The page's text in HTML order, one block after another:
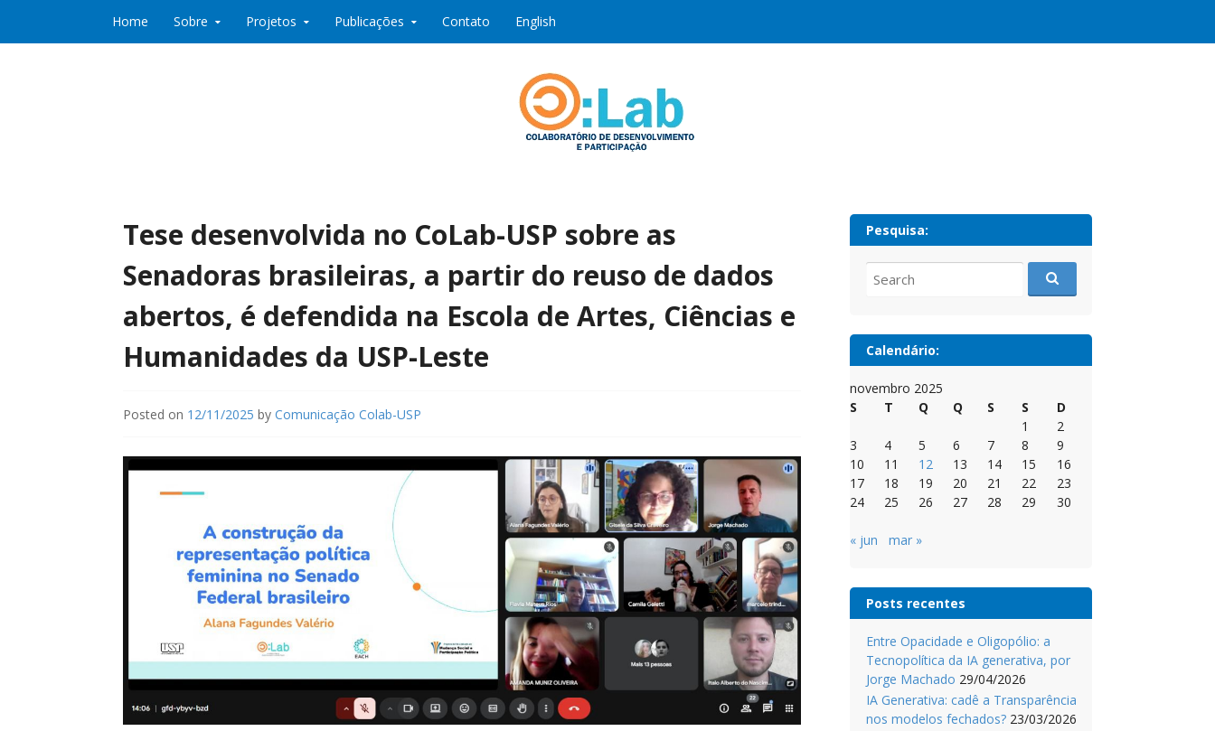
Home Sobre Projetos Publicações Contato English
Tese desenvolvida no CoLab-USP sobre as
Senadoras brasileiras, a partir do reuso de dados
abertos, é defendida na Escola de Artes, Ciências e
Humanidades da USP-Leste
Posted on 12/11/2025 by Comunicação Colab-USP
Pesquisa:
for:
Calendário:
novembro 2025
S
T Q Q S S
D
1
2
3
4 5 6 7 8
9
10
11 12 13 14 15
16
17
18 19 20 21 22
23
24
25 26 27 28 29 30
« jun mar »
Posts recentes
Entre Opacidade e Oligopólio: a
Tecnopolítica da IA generativa, por
Jorge Machado 29/04/2026
IA Generativa: cadê a Transparência
nos modelos fechados? 23/03/2026